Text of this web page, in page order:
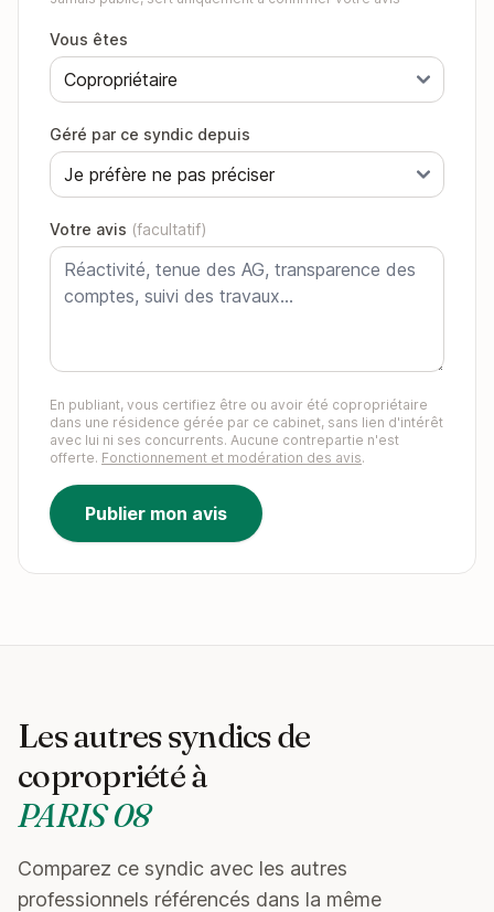
Vous êtes
Géré par ce syndic depuis
Votre avis (facultatif)
En publiant, vous certifiez être ou avoir été copropriétaire
dans une résidence gérée par ce cabinet, sans lien d'intérêt
avec lui ni ses concurrents. Aucune contrepartie n'est
offerte. Fonctionnement et modération des avis.
Publier mon avis
Les autres syndics de
copropriété à
PARIS 08
Comparez ce syndic avec les autres
professionnels référencés dans la même